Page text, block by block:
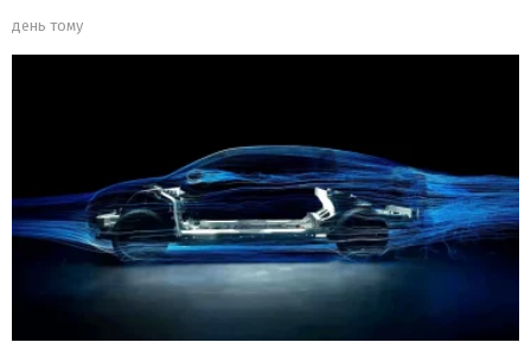
день тому